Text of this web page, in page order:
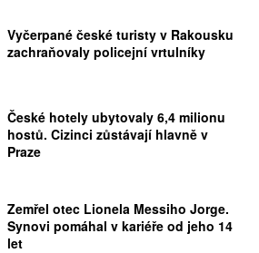
Vyčerpané české turisty v Rakousku
zachraňovaly policejní vrtulníky
České hotely ubytovaly 6,4 milionu
hostů. Cizinci zůstávají hlavně v
Praze
Zemřel otec Lionela Messiho Jorge.
Synovi pomáhal v kariéře od jeho 14
let